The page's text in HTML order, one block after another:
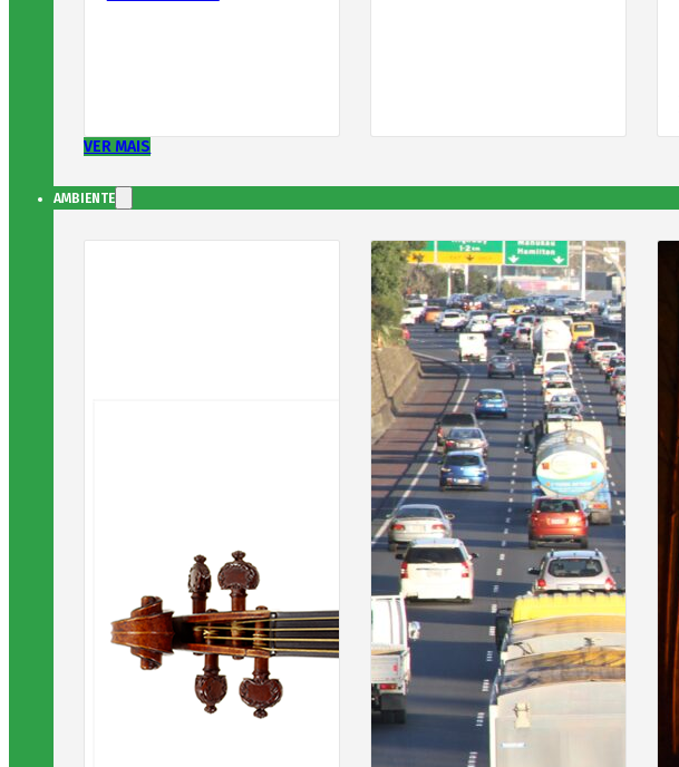
VER MAIS
AMBIENTE